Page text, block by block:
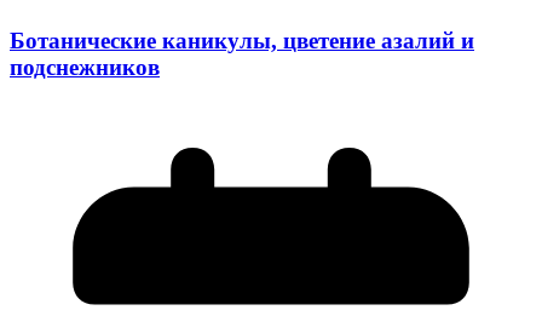
Ботанические каникулы, цветение азалий и
подснежников